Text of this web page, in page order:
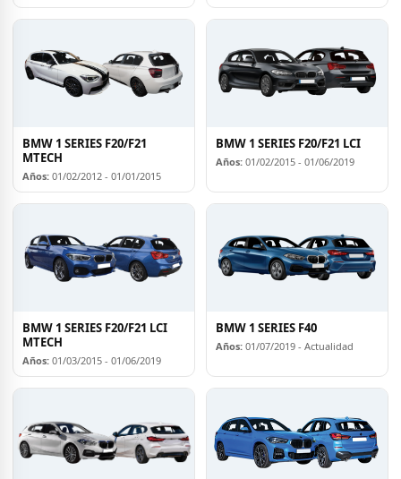
BMW 1 SERIES F20/F21
MTECH
Años: 01/02/2012 - 01/01/2015
BMW 1 SERIES F20/F21 LCI
Años: 01/02/2015 - 01/06/2019
BMW 1 SERIES F20/F21 LCI
MTECH
Años: 01/03/2015 - 01/06/2019
BMW 1 SERIES F40
Años: 01/07/2019 - Actualidad